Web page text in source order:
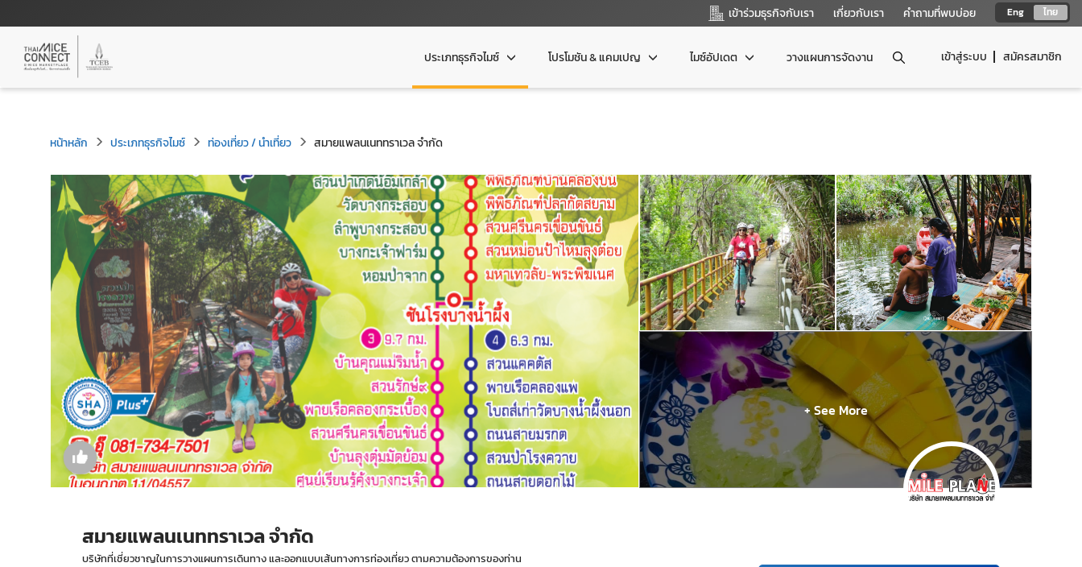
Eng ไทย
เข้าร่วมธุรกิจกับเรา เกี่ยวกับเรา คำถามที่พบบ่อย
เข้าสู่ระบบ สมัครสมาชิก
ประเภทธุรกิจไมซ์ โปรโมชัน & แคมเปญ ไมซ์อัปเดต วางแผนการจัดงาน
หน้าหลัก ประเภทธุรกิจไมซ์ ท่องเที่ยว / นำเที่ยว สมายแพลนเนททราเวล จำกัด
+ See More
สมายแพลนเนททราเวล จำกัด
บริษัทที่เชี่ยวชาญในการวางแผนการเดินทาง และออกแบบเส้นทางการท่องเที่ยว ตามความต้องการของท่าน